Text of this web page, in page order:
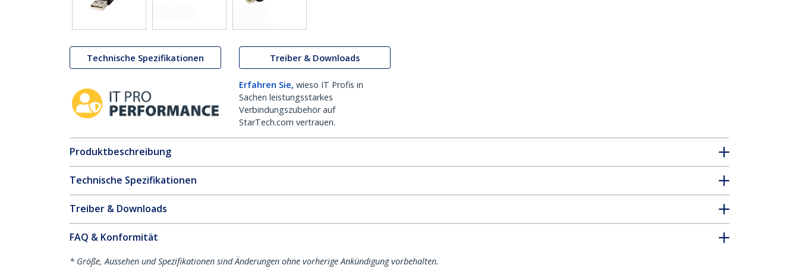
Technische Spezifikationen Treiber & Downloads
Erfahren Sie, wieso IT Profis in
Sachen leistungsstarkes
Verbindungszubehör auf
StarTech.com vertrauen.
Produktbeschreibung
Technische Spezifikationen
Treiber & Downloads
FAQ & Konformität
* Größe, Aussehen und Spezifikationen sind Änderungen ohne vorherige Ankündigung vorbehalten.